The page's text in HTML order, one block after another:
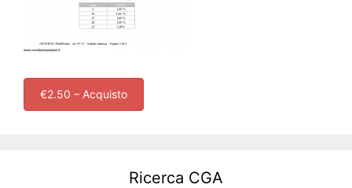
€2.50 – Acquisto
Ricerca CGA